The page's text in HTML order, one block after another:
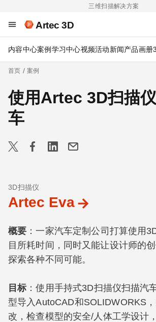
三维扫描解决方案
Artec 3D
内容中心案例 学习中心视频活动新闻产品画册
首页 案例
使用Artec 3D扫描
车
3D扫描仪
Artec Eva
概要 ：一家汽车定制公司打算使用
目所耗时间，同时又能让设计师的
探索各种不同可能。
目标：使用手持式3D扫描仪扫描汽
型导入AutoCAD和SOLIDWORKS
改，检查模型的安全/人体工学设计